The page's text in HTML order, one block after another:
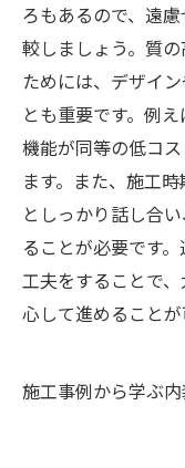
ろもあるので、遠
較しましょう。質
ためには、デザイ
とも重要です。例
機能が同等の低コ
ます。また、施工
としっかり話し合
ることが必要です
工夫をすることで
心して進めることが
施工事例から学ぶ